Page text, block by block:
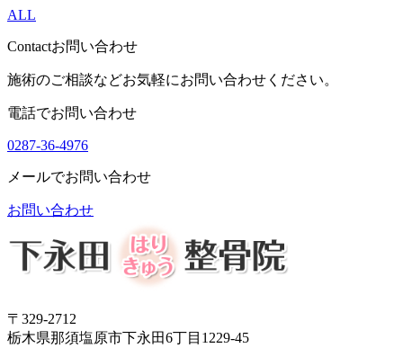
ALL
Contactお問い合わせ
施術のご相談などお気軽にお問い合わせください。
電話でお問い合わせ
0287-36-4976
メールでお問い合わせ
お問い合わせ
〒329-2712
栃木県那須塩原市下永田6丁目1229-45